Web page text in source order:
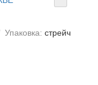
Упаковка: стрейч